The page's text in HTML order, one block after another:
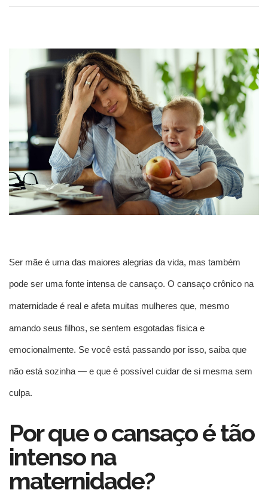
Ser mãe é uma das maiores alegrias da vida, mas também
pode ser uma fonte intensa de cansaço. O cansaço crônico na
maternidade é real e afeta muitas mulheres que, mesmo
amando seus filhos, se sentem esgotadas física e
emocionalmente. Se você está passando por isso, saiba que
não está sozinha — e que é possível cuidar de si mesma sem
culpa.
Por que o cansaço é tão
intenso na
maternidade?